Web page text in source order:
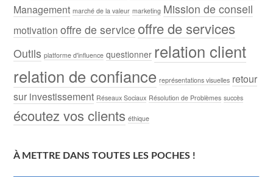
Management marché de la valeur marketing Mission de conseil
motivation offre de service offre de services
Outils platforme d'influence questionner relation client
relation de confiance représentations visuelles retour
sur investissement Réseaux Sociaux Résolution de Problèmes succès
écoutez vos clients éthique
À METTRE DANS TOUTES LES POCHES !